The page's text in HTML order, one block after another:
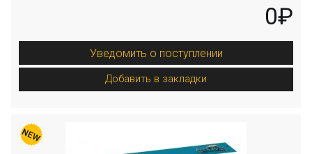
0₽
Уведомить о поступлении
Добавить в закладки